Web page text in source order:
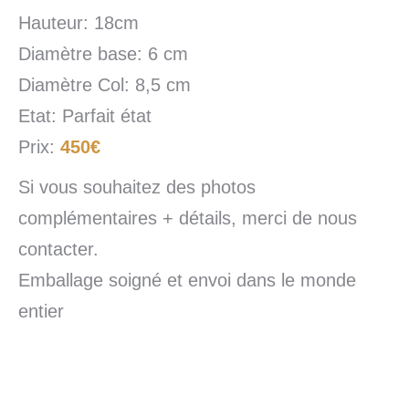
Hauteur: 18cm
Diamètre base: 6 cm
Diamètre Col: 8,5 cm
Etat: Parfait état
Prix: 450€
Si vous souhaitez des photos
complémentaires + détails, merci de nous
contacter.
Emballage soigné et envoi dans le monde
entier